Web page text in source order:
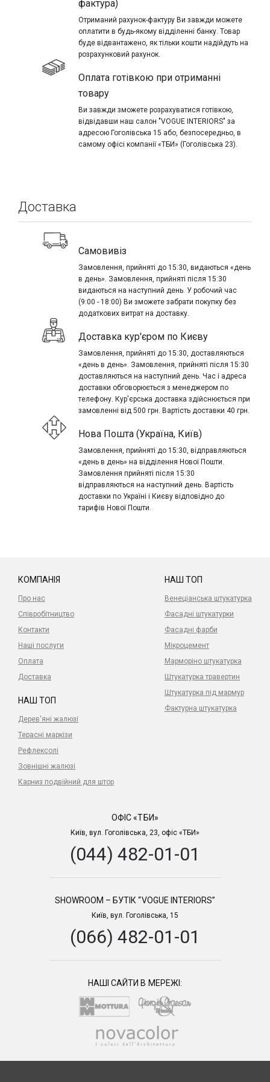
фактура)
Отриманий рахунок-фактуру Ви завжди можете
оплатити в будь-якому відділенні банку. Товар
буде відвантажено, як тільки кошти надійдуть на
розрахунковий рахунок.
Оплата готівкою при отриманні
товару
Ви завжди зможете розрахуватися готівкою,
відвідавши наш салон "VOGUE INTERIORS" за
адресою Гоголівська 15 або, безпосередньо, в
самому офісі компанії «ТБИ» (Гоголівська 23).
Доставка
Самовивіз
Замовлення, прийняті до 15:30, видаються «день
в день». Замовлення, прийняті після 15:30
видаються на наступний день. У робочий час
(9:00 - 18:00) Ви зможете забрати покупку без
додаткових витрат на доставку.
Доставка кур'єром по Києву
Замовлення, прийняті до 15:30, доставляються
«день в день». Замовлення, прийняті після 15:30
доставляються на наступний день. Час і адреса
доставки обговорюється з менеджером по
телефону. Кур'єрська доставка здійснюється при
замовленні від 500 грн. Вартість доставки 40 грн.
Нова Пошта (Україна, Київ)
Замовлення, прийняті до 15:30, відправляються
«день в день» на відділення Нової Пошти.
Замовлення прийняті після 15:30
відправляються на наступний день. Вартість
доставки по Україні і Києву відповідно до
тарифів Нової Пошти.
КОМПАНІЯ
Про нас
Співробітництво
Контакти
Наші послуги
Оплата
Доставка
НАШ ТОП
Венеціанська штукатурка
Фасадні штукатурки
Фасадні фарби
Мікроцемент
Марморіно штукатурка
Штукатурка травертин
Штукатурка під мармур
Фактурна штукатурка
НАШ ТОП
Дерев'яні жалюзі
Терасні маркізи
Рефлексолі
Зовнішні жалюзі
Карниз подвійний для штор
ОФІС «ТБИ»
Київ, вул. Гоголівська, 23, офіс «ТБИ»
(044) 482-01-01
SHOWROOM – БУТІК “VOGUE INTERIORS”
Київ, вул. Гоголівська, 15
(066) 482-01-01
НАШІ САЙТИ В МЕРЕЖІ: